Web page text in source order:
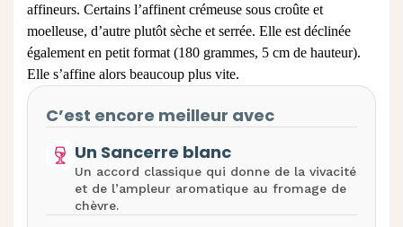
affineurs. Certains l’affinent crémeuse sous croûte et
moelleuse, d’autre plutôt sèche et serrée. Elle est déclinée
également en petit format (180 grammes, 5 cm de hauteur).
Elle s’affine alors beaucoup plus vite.
C’est encore meilleur avec
Un Sancerre blanc
Un accord classique qui donne de la vivacité
et de l’ampleur aromatique au fromage de
chèvre.